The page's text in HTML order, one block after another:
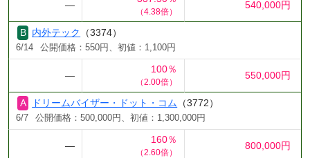
―
（4.38倍）
540,000円
内外テック （3374）
6/14 公開価格：550円、初値：1,100円
―
100％
（2.00倍）
550,000円
ドリームバイザー・ドット・コム （3772）
6/7 公開価格：500,000円、初値：1,300,000円
―
160％
（2.60倍）
800,000円